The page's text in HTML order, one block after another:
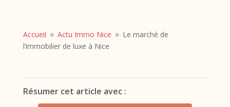
Accueil 9 Actu Immo Nice 9 Le marché de
l’immobilier de luxe à Nice
Résumer cet article avec :